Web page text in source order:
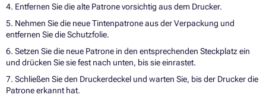
4. Entfernen Sie die alte Patrone vorsichtig aus dem Drucker.
5. Nehmen Sie die neue Tintenpatrone aus der Verpackung und
entfernen Sie die Schutzfolie.
6. Setzen Sie die neue Patrone in den entsprechenden Steckplatz ein
und drücken Sie sie fest nach unten, bis sie einrastet.
7. Schließen Sie den Druckerdeckel und warten Sie, bis der Drucker die
Patrone erkannt hat.